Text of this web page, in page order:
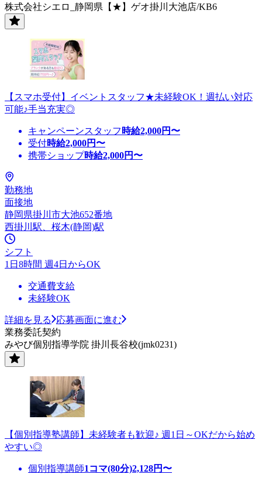
株式会社シエロ_静岡県【★】ゲオ掛川大池店/KB6
【スマホ受付】イベントスタッフ★未経験OK！週払い対応
可能♪手当充実◎
キャンペーンスタッフ 時給2,000円〜
受付時給2,000円〜
携帯ショップ時給2,000円〜
勤務地
面接地
静岡県掛川市大池652番地
西掛川駅、桜木(静岡)駅
シフト
1日8時間 週4日からOK
交通費支給
未経験OK
詳細を見る
応募画面に進む
業務委託契約
みやび個別指導学院 掛川長谷校(jmk0231)
【個別指導塾講師】未経験者も歓迎♪ 週1日～OKだから始め
やすい◎
個別指導講師1コマ(80分)2,128円〜